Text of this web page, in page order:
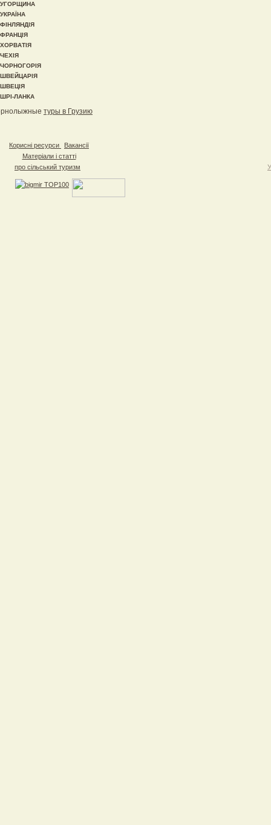
УГОРЩИНА
УКРАЇНА
ФІНЛЯНДІЯ
ФРАНЦІЯ
ХОРВАТІЯ
ЧЕХІЯ
ЧОРНОГОРІЯ
ШВЕЙЦАРІЯ
ШВЕЦІЯ
ШРІ-ЛАНКА
туры в Грузию
Корисні ресурси
Вакансії
Матеріали і статті
про сільський туризм